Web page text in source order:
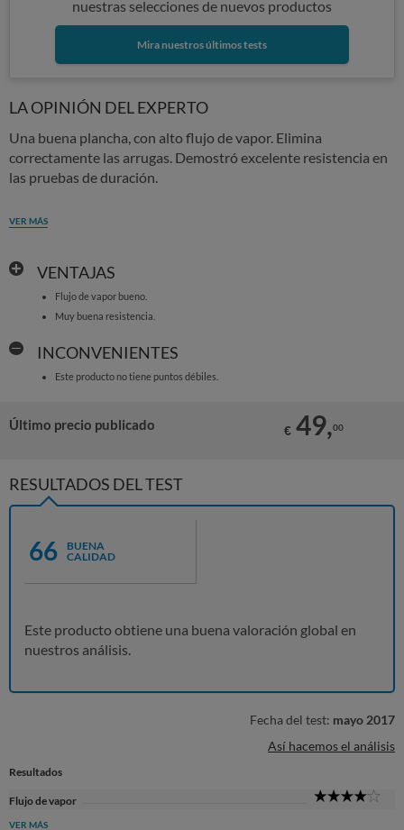
nuestras selecciones de nuevos productos
Mira nuestros últimos tests
LA OPINIÓN DEL EXPERTO
Una buena plancha, con alto flujo de vapor. Elimina
correctamente las arrugas. Demostró excelente resistencia en
las pruebas de duración.
VER MÁS
VENTAJAS
Flujo de vapor bueno.
Muy buena resistencia.
INCONVENIENTES
Este producto no tiene puntos débiles.
Último precio publicado € 49,00
RESULTADOS DEL TEST
66
BUENA
CALIDAD
Este producto obtiene una buena valoración global en
nuestros análisis.
Fecha del test: mayo 2017
Así hacemos el análisis
Resultados
Flujo de vapor
VER MÁS